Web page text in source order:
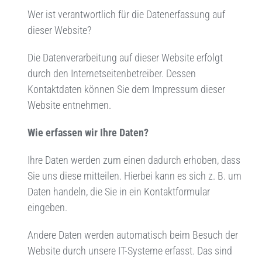
Wer ist verantwortlich für die Datenerfassung auf
dieser Website?
Die Datenverarbeitung auf dieser Website erfolgt
durch den Internetseitenbetreiber. Dessen
Kontaktdaten können Sie dem Impressum dieser
Website entnehmen.
Wie erfassen wir Ihre Daten?
Ihre Daten werden zum einen dadurch erhoben, dass
Sie uns diese mitteilen. Hierbei kann es sich z. B. um
Daten handeln, die Sie in ein Kontaktformular
eingeben.
Andere Daten werden automatisch beim Besuch der
Website durch unsere IT-Systeme erfasst. Das sind